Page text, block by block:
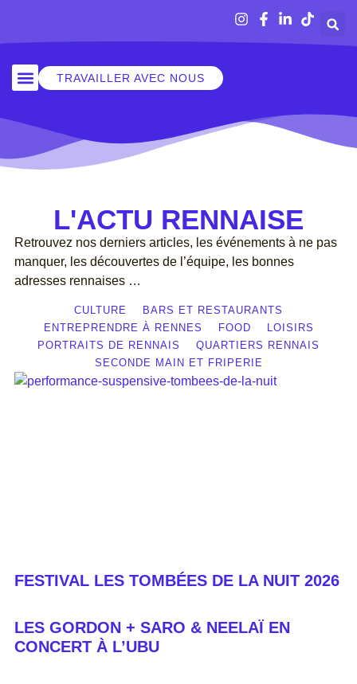
TRAVAILLER AVEC NOUS
L'ACTU RENNAISE
Retrouvez nos derniers articles, les événements à ne pas
manquer, les découvertes de l’équipe, les bonnes
adresses rennaises …
CULTURE
BARS ET RESTAURANTS
ENTREPRENDRE À RENNES
FOOD
LOISIRS
PORTRAITS DE RENNAIS
QUARTIERS RENNAIS
SECONDE MAIN ET FRIPERIE
FESTIVAL LES TOMBÉES DE LA NUIT 2026
LES GORDON + SARO & NEELAÏ EN
CONCERT À L’UBU